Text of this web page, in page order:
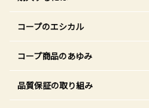
コープのエシカル
コープ商品のあゆみ
品質保証の取り組み